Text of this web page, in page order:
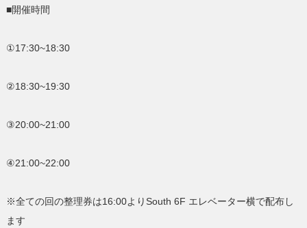
■開催時間
①17:30~18:30
②18:30~19:30
③20:00~21:00
④21:00~22:00
※全ての回の整理券は16:00よりSouth 6F エレベーター横で配布し
ます